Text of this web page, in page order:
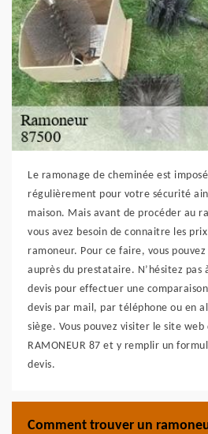
Le ramonage de cheminée est
régulièrement pour votre sécurité
maison. Mais avant de procéder au
vous avez besoin de connaitre les
ramoneur. Pour ce faire, vous
auprès du prestataire. N’hésitez pas
devis pour effectuer une
devis par mail, par téléphone ou en
siège. Vous pouvez visiter le site web
RAMONEUR 87 et y remplir un
devis.
Comment trouver un